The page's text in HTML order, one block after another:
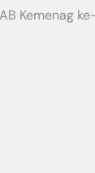
Kemenag